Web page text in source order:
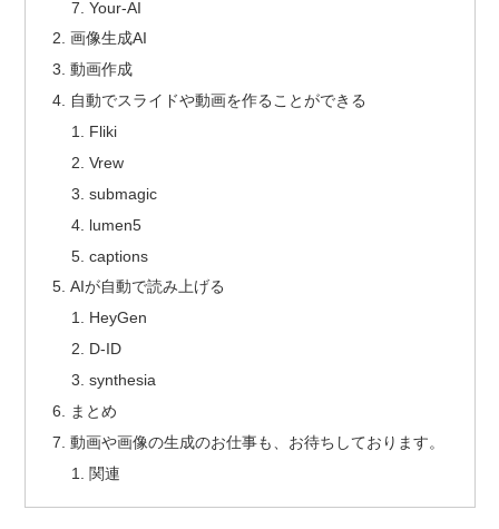
Your-AI
画像生成AI
動画作成
自動でスライドや動画を作ることができる
Fliki
Vrew
submagic
lumen5
captions
AIが自動で読み上げる
HeyGen
D-ID
synthesia
まとめ
動画や画像の生成のお仕事も、お待ちしております。
関連